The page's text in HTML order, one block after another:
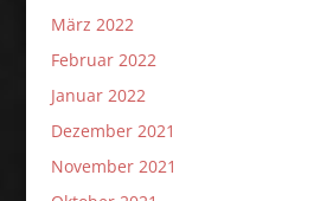
März 2022
Februar 2022
Januar 2022
Dezember 2021
November 2021